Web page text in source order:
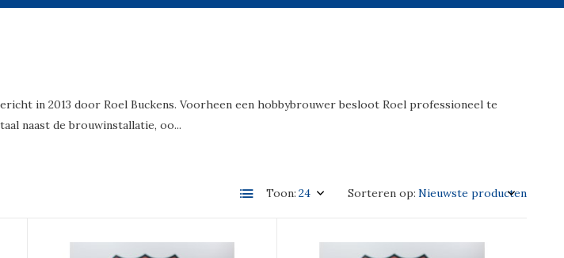
in 2013 door Roel Buckens. Voorheen een hobbybrouwer besloot Roel professioneel te
naast de brouwinstallatie, oo...
Toon: Sorteren op: